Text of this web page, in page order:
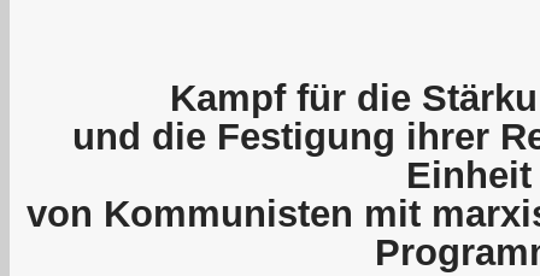
Kampf für die
und die Festigung ihrer
Einheit
von Kommunisten mit